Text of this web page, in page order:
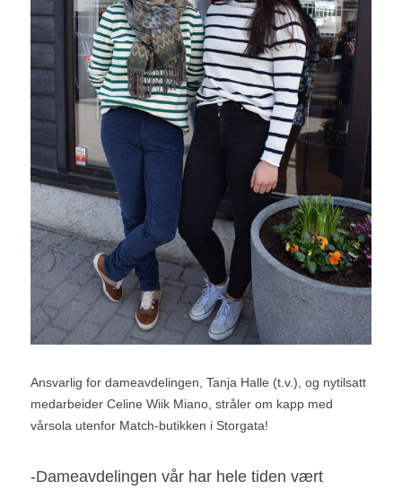
Ansvarlig for dameavdelingen, Tanja Halle (t.v.), og nytilsatt
medarbeider Celine Wiik Miano, stråler om kapp med
vårsola utenfor Match-butikken i Storgata!
-Dameavdelingen vår har hele tiden vært